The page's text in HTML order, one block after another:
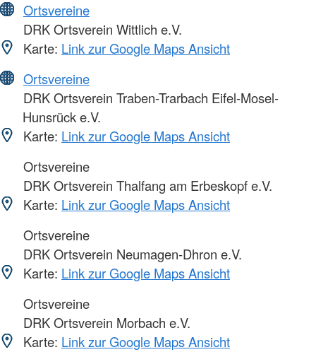
Ortsvereine
DRK Ortsverein Wittlich e.V.
Karte: Link zur Google Maps Ansicht
Ortsvereine
DRK Ortsverein Traben-Trarbach Eifel-Mosel-
Hunsrück e.V.
Karte: Link zur Google Maps Ansicht
Ortsvereine
DRK Ortsverein Thalfang am Erbeskopf e.V.
Karte: Link zur Google Maps Ansicht
Ortsvereine
DRK Ortsverein Neumagen-Dhron e.V.
Karte: Link zur Google Maps Ansicht
Ortsvereine
DRK Ortsverein Morbach e.V.
Karte: Link zur Google Maps Ansicht